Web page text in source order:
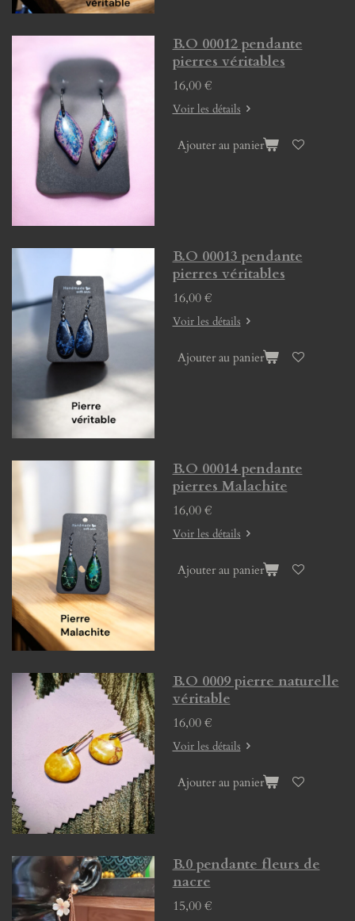
B.O 00012 pendante
pierres véritables
16,00 €
Voir les détails
Ajouter au panier
B.O 00013 pendante
pierres véritables
16,00 €
Voir les détails
Ajouter au panier
B.O 00014 pendante
pierres Malachite
16,00 €
Voir les détails
Ajouter au panier
B.O 0009 pierre naturelle
véritable
16,00 €
Voir les détails
Ajouter au panier
B.0 pendante fleurs de
nacre
15,00 €